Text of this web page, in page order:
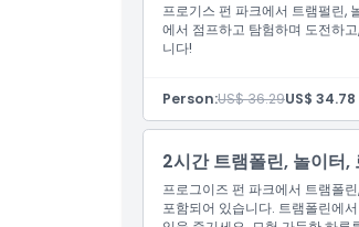
위치
교환 방법
취소 정책
프로기스 펀 파크에서 트램펄린,
에서 점프하고 탐험하며 도전하
니다!
Person:US$ 36.29US$ 34.78
2시간 트램폴린, 놀이터,
프로그이즈 펀 파크에서 트램폴
포함되어 있습니다. 트램폴린에